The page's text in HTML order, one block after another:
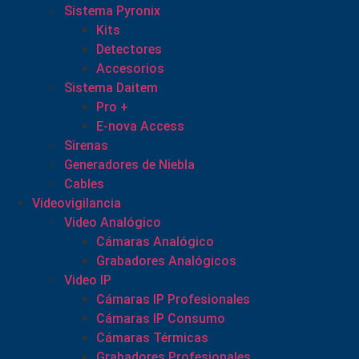
Sistema Pyronix
Kits
Detectores
Accesorios
Sistema Daitem
Pro +
E-nova Access
Sirenas
Generadores de Niebla
Cables
Videovigilancia
Video Analógico
Cámaras Analógico
Grabadores Analógicos
Video IP
Cámaras IP Profesionales
Cámaras IP Consumo
Cámaras Térmicas